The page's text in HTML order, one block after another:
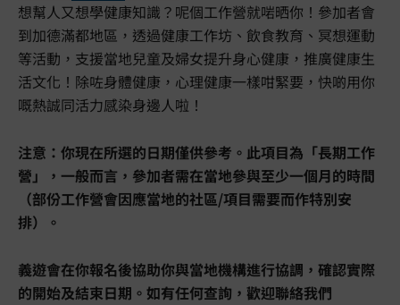
想幫人又想學健康知識？呢個工作營就啱晒你！參加者會
到加德滿都地區，透過健康工作坊、飲食教育、冥想運動
等活動，支援當地兒童及婦女提升身心健康，推廣健康生
活文化！除咗身體健康，心理健康一樣咁緊要，快啲用你
嘅熱誠同活力感染身邊人啦！
注意：你現在所選的日期僅供參考。此項目為「長期工作
營」，一般而言，參加者需在當地參與至少一個月的時間
（部份工作營會因應當地的社區/項目需要而作特別安
排）。
義遊會在你報名後協助你與當地機構進行協調，確認實際
的開始及結束日期。如有任何查詢，歡迎聯絡我們